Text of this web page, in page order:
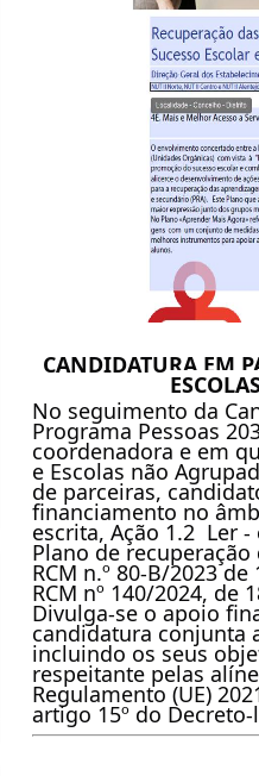
CANDIDATURA EM
No seguimento da
Programa Pessoas
coordenadora e em
e Escolas não
de parceiras,
financiamento no
escrita, Ação 1.2  Ler
Plano de
RCM n.º 80-B/2023
RCM nº 140/2024, de
Divulga-se o apoio
candidatura conjunta
incluindo os seus
respeitante pelas
Regulamento (UE)